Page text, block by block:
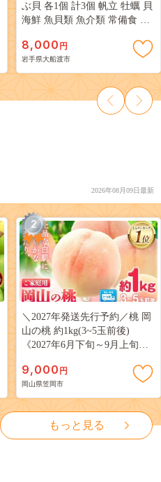
ぶ貝 各1個 計3個 帆立 牡蠣 貝
海鮮 魚貝類 魚介類 常備食 常
え 防災 つまみ おつまみ 三陸
8,000 円
岩手県大船渡市
2026年08月09日最新
2
＼2027年発送先行予約／桃 岡
山の桃 約1kg(3~5玉前後)
《2027年6月下旬～9月上旬頃
岡山 はくとう スイーツ フル
ーツ 果物 デザート 旬 モモ も
も 先行予約 送料無料 果物 岡
山県 笠岡市 清水白桃 白鳳 白
麗 クール便---
kasaoka_zsy_419_100---
9,000 円
岡山県笠岡市
もっと見る